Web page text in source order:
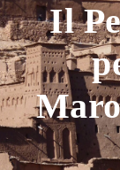
Il